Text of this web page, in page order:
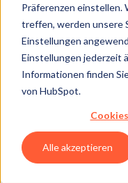
Präferenzen einstellen.
treffen, werden unsere
Einstellungen
Einstellungen jederzeit
Informationen finden
von HubSpot.
Alle akzeptieren
Das Legal Center ist
Bedingungen,
HubSpot, die Ihre
alles danach
egal ob Sie Kundin
leicht